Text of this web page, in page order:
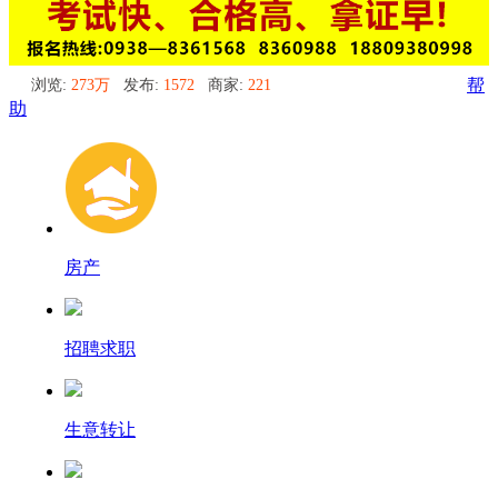
浏览: 273万 发布: 1572 商家: 221
帮
助
房产
招聘求职
生意转让